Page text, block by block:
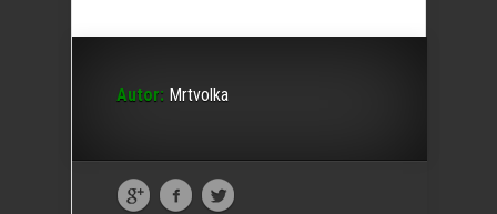
Autor: Mrtvolka